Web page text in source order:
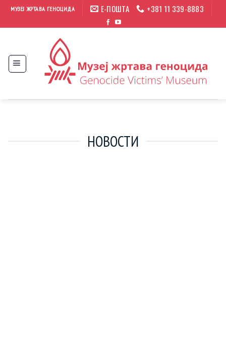
Прескочи
садржај
МУЗЕЈ ЖРТАВА ГЕНОЦИДА Е-ПОШТА +381 11 339-8883
НОВОСТИ